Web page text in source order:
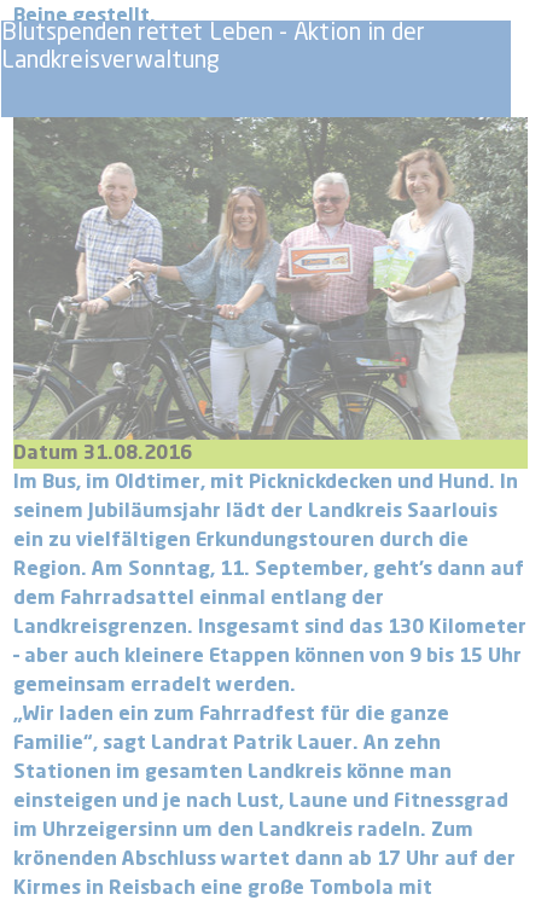
Blutspenden rettet Leben - Aktion in der
Landkreisverwaltung
Beine gestellt.
Datum 31.08.2016
Im Bus, im Oldtimer, mit Picknickdecken und Hund. In
seinem Jubiläumsjahr lädt der Landkreis Saarlouis
ein zu vielfältigen Erkundungstouren durch die
Region. Am Sonntag, 11. September, geht’s dann auf
dem Fahrradsattel einmal entlang der
Landkreisgrenzen. Insgesamt sind das 130 Kilometer
– aber auch kleinere Etappen können von 9 bis 15 Uhr
gemeinsam erradelt werden.
„Wir laden ein zum Fahrradfest für die ganze
Familie“, sagt Landrat Patrik Lauer. An zehn
Stationen im gesamten Landkreis könne man
einsteigen und je nach Lust, Laune und Fitnessgrad
im Uhrzeigersinn um den Landkreis radeln. Zum
krönenden Abschluss wartet dann ab 17 Uhr auf der
Kirmes in Reisbach eine große Tombola mit